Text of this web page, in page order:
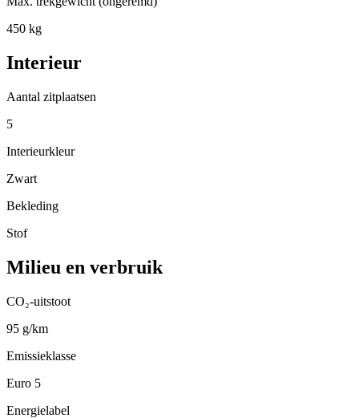
450 kg
Interieur
Aantal zitplaatsen
5
Interieurkleur
Zwart
Bekleding
Stof
Milieu en verbruik
CO₂-uitstoot
95 g/km
Emissieklasse
Euro 5
Energielabel